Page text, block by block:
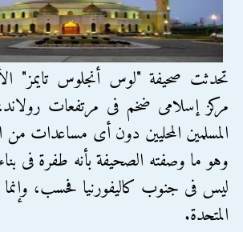
تحدثت صحيفة "لوس أنجلوس تايمز"
مركز إسلامى ضخم فى مرتفعات
المسلمين المحليين دون أى مساعدات من
وهو ما وصفته الصحيفة بأنه طفرة فى
ليس فى جنوب كاليفورنيا فحسب، وإنما
المتحدة.